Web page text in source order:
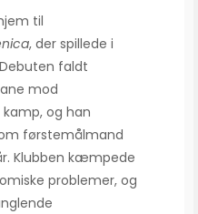
til
, der spillede i
faldt
mod
og han
førstemålmand
Klubben kæmpede
problemer, og